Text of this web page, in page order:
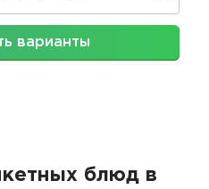
варианты
блюд в